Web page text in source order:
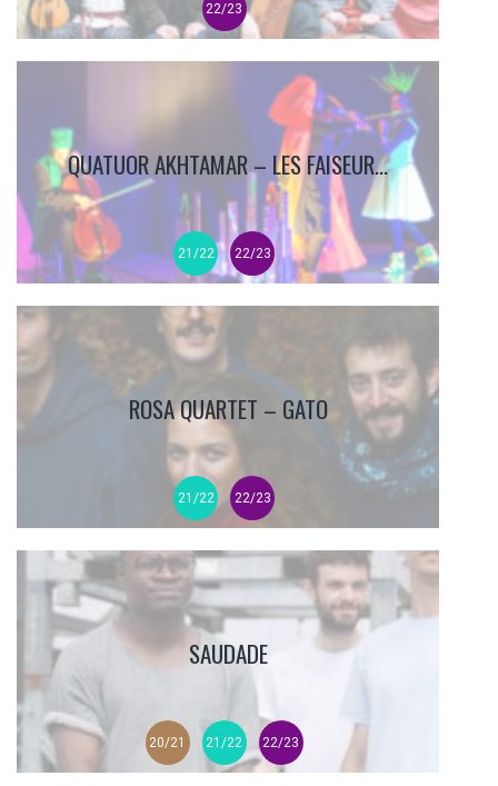
22/23
QUATUOR AKHTAMAR – LES FAISEUR...
21/22 22/23
ROSA QUARTET – GATO
21/22 22/23
SAUDADE
20/21 21/22 22/23